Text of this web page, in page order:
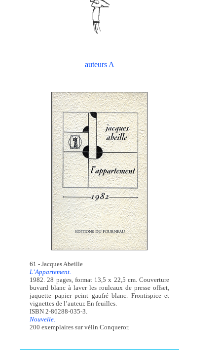
auteurs A
61 - Jacques Abeille
L’Appartement.
1982. 28 pages, format 13,5 x 22,5 cm. Couverture
buvard blanc à laver les rouleaux de presse offset,
jaquette papier peint gaufré blanc. Frontispice et
vignettes de l’auteur. En feuilles.
ISBN 2-86288-035-3.
Nouvelle.
200 exemplaires sur vélin Conqueror.